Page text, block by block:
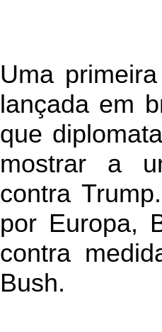
Uma
lançada em
que
mostrar a
contra
por Europa,
contra
Bush.